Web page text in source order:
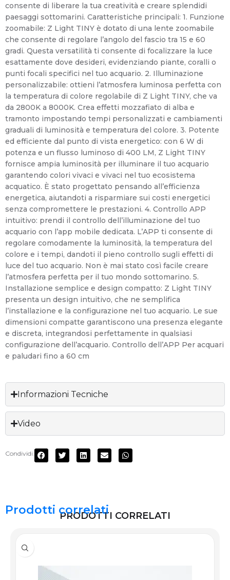
consente di liberare la tua creatività e creare splendidi
paesaggi sottomarini. Caratteristiche principali: 1. Funzione
zoomabile: Z Light TINY è dotato di una lente zoomabile
che consente di regolare l’angolo del fascio tra 15 e 60
gradi. Questa versatilità ti consente di focalizzare la luce
esattamente dove desideri, evidenziando piante, coralli o
punti focali specifici nel tuo acquario. 2. Illuminazione
personalizzabile: ottieni l’atmosfera luminosa perfetta con
la temperatura di colore regolabile di Z Light TINY, che va
da 2800K a 8000K. Crea effetti mozzafiato di alba e
tramonto impostando tempi personalizzati e cambiamenti
graduali di luminosità e temperatura del colore. 3. Potente
ed efficiente dal punto di vista energetico: con 6 W di
potenza e un flusso luminoso di 400 LM, Z Light TINY
fornisce ampia luminosità per illuminare il tuo acquario
garantendo colori vivaci e vivaci nel tuo ecosistema
acquatico. È stato progettato pensando all’efficienza
energetica, aiutandoti a risparmiare sui costi energetici
senza compromettere le prestazioni. 4. Controllo APP
intuitivo: prendi il controllo dell’illuminazione del tuo
acquario con l’app mobile dedicata. L’APP ti consente di
regolare comodamente la luminosità, la temperatura del
colore e i tempi, dandoti il pieno controllo sugli effetti di
luce del tuo acquario. Non è mai stato così facile creare
l’atmosfera perfetta per il tuo mondo sottomarino. 5.
Installazione semplice e design compatto: Z Light TINY
presenta un design intuitivo, che ne semplifica
l’installazione e la configurazione nel tuo acquario. Le sue
dimensioni compatte garantiscono una presenza elegante
e discreta, integrandosi perfettamente in qualsiasi
configurazione dell’acquario. Controllo dell’APP Per acquari
e paludari fino a 60 cm
Informazioni Tecniche
Video
Condividi:
PRODOTTI CORRELATI
Prodotti correlati